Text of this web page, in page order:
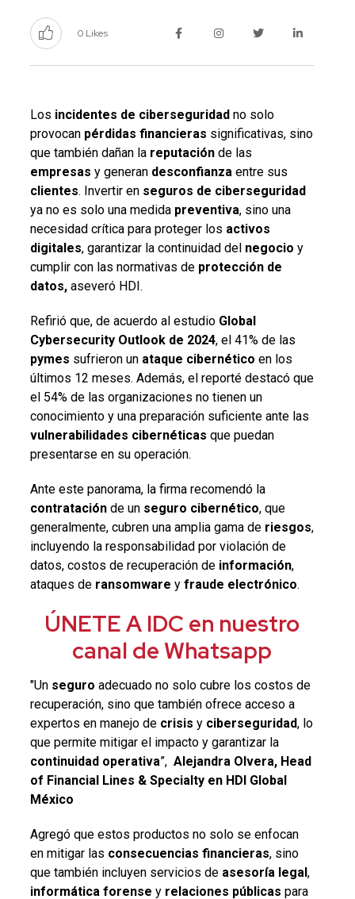
0 Likes
Los incidentes de ciberseguridadno solo
provocan pérdidas financieras significativas, sino
que también dañan la reputación de las
empresas y generan desconfianza entre sus
clientes. Invertir en seguros de ciberseguridad
ya no es solo una medida preventiva, sino una
necesidad crítica para proteger los activos
digitales, garantizar la continuidad del negocio y
cumplir con las normativas de protección de
datos,aseveró HDI.
Refirió que, de acuerdo al estudio Global
Cybersecurity Outlook de 2024, el 41% de las
pymes sufrieron un ataque cibernético en los
últimos 12 meses. Además, el reporté destacó que
el 54% de las organizaciones no tienen un
conocimiento y una preparación suficiente ante las
vulnerabilidades cibernéticas que puedan
presentarse en su operación.
Ante este panorama, la firma recomendó la
contratación de un seguro cibernético, que
generalmente, cubren una amplia gama de riesgos,
incluyendo la responsabilidad por violación de
datos, costos de recuperación de información,
ataques de ransomware y fraude electrónico.
ÚNETE A IDC en nuestro
canal de Whatsapp
"Un seguro adecuado no solo cubre los costos de
recuperación, sino que también ofrece acceso a
expertos en manejo de crisis y ciberseguridad, lo
que permite mitigar el impacto y garantizar la
continuidad operativa”, Alejandra Olvera, Head
of Financial Lines & Specialty en HDI Global
México
Agregó que estos productos no solo se enfocan
en mitigar las consecuencias financieras, sino
que también incluyen servicios de asesoría legal,
informática forense y relaciones públicas para